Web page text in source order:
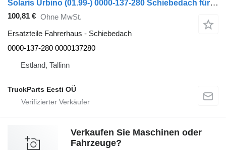
Solaris Urbino (01.99-) 0000-137-280 Schiebedach für Solaris Urbino, Alpino, Vacanza (1999-) Bus
100,81 € Ohne MwSt.
Ersatzteile Fahrerhaus - Schiebedach
0000-137-280 0000137280
Estland, Tallinn
TruckParts Eesti OÜ
Verkaufen Sie Maschinen oder
Fahrzeuge?